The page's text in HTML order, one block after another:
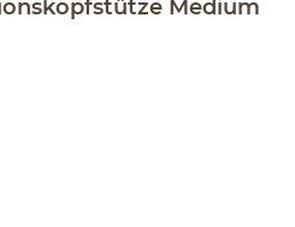
Medium